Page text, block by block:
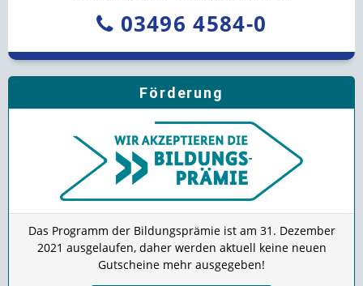
03496 4584-0
Förderung
Das Programm der Bildungsprämie ist am 31. Dezember
2021 ausgelaufen, daher werden aktuell keine neuen
Gutscheine mehr ausgegeben!